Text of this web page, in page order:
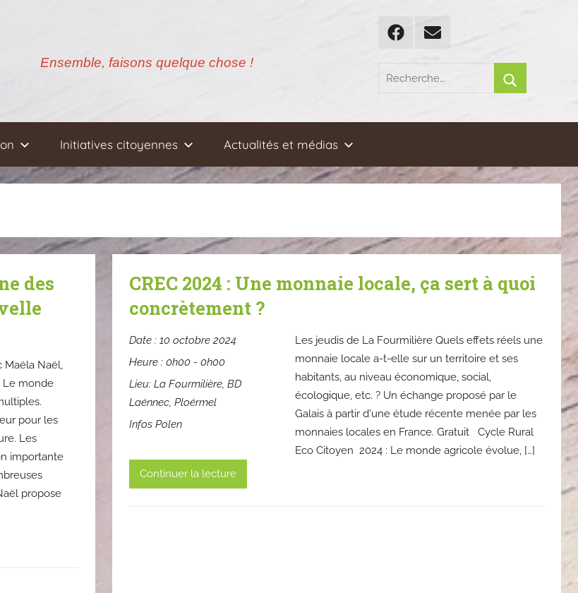
Ensemble, faisons quelque chose !
FacebookEmail
Recherche
Initiatives citoyennes Actualités et médias
des
Naël,
Le monde
pour les
Les
importante
propose
CREC 2024 : Une monnaie locale, ça sert à quoi
concrètement ?
Date : 10 octobre 2024
Heure : 0h00 - 0h00
Lieu: La Fourmilière, BD
Laënnec, Ploërmel
Infos Polen
Les jeudis de La Fourmilière Quels effets réels une
monnaie locale a-t-elle sur un territoire et ses
habitants, au niveau économique, social,
écologique, etc. ? Un échange proposé par le
Galais à partir d'une étude récente menée par les
monnaies locales en France. Gratuit Cycle Rural
Eco Citoyen 2024 : Le monde agricole évolue, […]
Continuer la lecture